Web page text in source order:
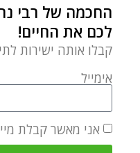
0 תגובות
for the
a
החכמה של רבי
לכם את החיים!
קבלו אותה ישירות
אימייל
אני מאשר קבלת